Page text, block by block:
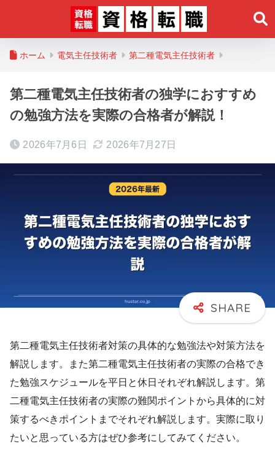
ホーム 電気主任技術者 第二種電気主任技術者
第二種電気主任技術者の独学におすすめ
の勉強方法を実際の合格者が解説！
2026年7月6日 2026年7月27日
第二種電気主任技術者対策の具体的な勉強法や対策方法を
解説します。また第二種電気主任技術者の実際の合格でき
た勉強スケジュールを平日と休日それぞれ解説します。第
二種電気主任技術者の実際の難関ポイントから具体的に対
策するべきポイントまでそれぞれ解説します。実際に取り
たいと思っている方はぜひ参考にしてみてください。